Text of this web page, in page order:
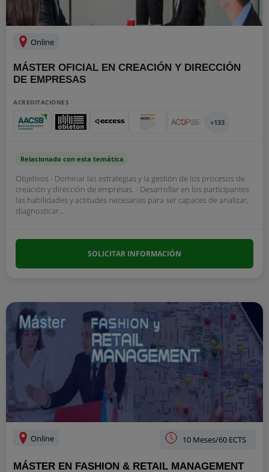
Online
MÁSTER OFICIAL EN CREACIÓN Y DIRECCIÓN
DE EMPRESAS
ACREDITACIONES
+133
Relacionado con esta temática
Objetivos - Dominar las estrategias y la gestión de los procesos de
creación y dirección de empresas. - Desarrollar en los participantes
las habilidades y actitudes necesarias para ser capaces de analizar,
diagnosticar...
SOLICITAR INFORMACIÓN
Online 10 Meses/60 ECTS
MÁSTER EN FASHION & RETAIL MANAGEMENT